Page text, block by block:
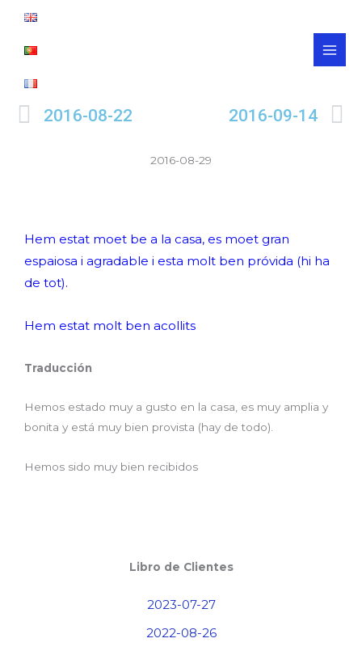
contenido
Ant
2016-08-22 2016-09-14
2016-08-29
Hem estat moet be a la casa, es moet gran
espaiosa i agradable i esta molt ben próvida (hi ha
de tot).
Hem estat molt ben acollits
Traducción
Hemos estado muy a gusto en la casa, es muy amplia y
bonita y está muy bien provista (hay de todo).
Hemos sido muy bien recibidos
Libro de Clientes
2023-07-27
2022-08-26